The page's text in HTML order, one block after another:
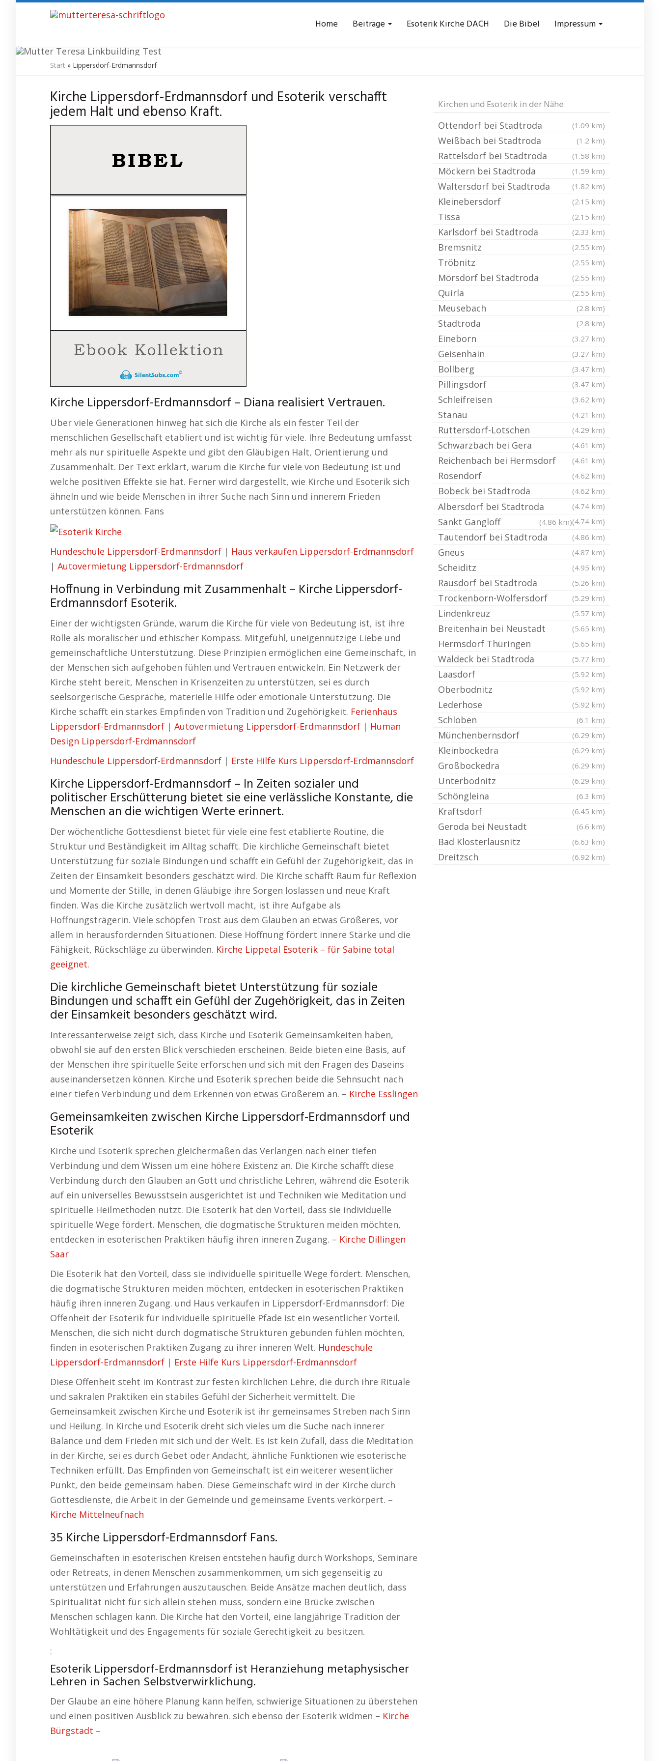
content
Home Beiträge Esoterik Kirche DACH Die Bibel Impressum
Kirche und Esoterik Lippersdorf-Erdmannsdorf
Start » Lippersdorf-Erdmannsdorf
Kirche Lippersdorf-Erdmannsdorf und Esoterik verschafft
jedem Halt und ebenso Kraft.
Kirche Lippersdorf-Erdmannsdorf – Diana realisiert Vertrauen.
Über viele Generationen hinweg hat sich die Kirche als ein fester Teil der
menschlichen Gesellschaft etabliert und ist wichtig für viele. Ihre Bedeutung umfasst
mehr als nur spirituelle Aspekte und gibt den Gläubigen Halt, Orientierung und
Zusammenhalt. Der Text erklärt, warum die Kirche für viele von Bedeutung ist und
welche positiven Effekte sie hat. Ferner wird dargestellt, wie Kirche und Esoterik sich
ähneln und wie beide Menschen in ihrer Suche nach Sinn und innerem Frieden
unterstützen können. Fans
Hundeschule Lippersdorf-Erdmannsdorf | Haus verkaufen Lippersdorf-Erdmannsdorf
| Autovermietung Lippersdorf-Erdmannsdorf
Hoffnung in Verbindung mit Zusammenhalt – Kirche Lippersdorf-
Erdmannsdorf Esoterik.
Einer der wichtigsten Gründe, warum die Kirche für viele von Bedeutung ist, ist ihre
Rolle als moralischer und ethischer Kompass. Mitgefühl, uneigennützige Liebe und
gemeinschaftliche Unterstützung. Diese Prinzipien ermöglichen eine Gemeinschaft, in
der Menschen sich aufgehoben fühlen und Vertrauen entwickeln. Ein Netzwerk der
Kirche steht bereit, Menschen in Krisenzeiten zu unterstützen, sei es durch
seelsorgerische Gespräche, materielle Hilfe oder emotionale Unterstützung. Die
Kirche schafft ein starkes Empfinden von Tradition und Zugehörigkeit. Ferienhaus
Lippersdorf-Erdmannsdorf | Autovermietung Lippersdorf-Erdmannsdorf | Human
Design Lippersdorf-Erdmannsdorf
Hundeschule Lippersdorf-Erdmannsdorf | Erste Hilfe Kurs Lippersdorf-Erdmannsdorf
Kirche Lippersdorf-Erdmannsdorf – In Zeiten sozialer und
politischer Erschütterung bietet sie eine verlässliche Konstante, die
Menschen an die wichtigen Werte erinnert.
Der wöchentliche Gottesdienst bietet für viele eine fest etablierte Routine, die
Struktur und Beständigkeit im Alltag schafft. Die kirchliche Gemeinschaft bietet
Unterstützung für soziale Bindungen und schafft ein Gefühl der Zugehörigkeit, das in
Zeiten der Einsamkeit besonders geschätzt wird. Die Kirche schafft Raum für Reflexion
und Momente der Stille, in denen Gläubige ihre Sorgen loslassen und neue Kraft
finden. Was die Kirche zusätzlich wertvoll macht, ist ihre Aufgabe als
Hoffnungsträgerin. Viele schöpfen Trost aus dem Glauben an etwas Größeres, vor
allem in herausfordernden Situationen. Diese Hoffnung fördert innere Stärke und die
Fähigkeit, Rückschläge zu überwinden. Kirche Lippetal Esoterik – für Sabine total
geeignet.
Die kirchliche Gemeinschaft bietet Unterstützung für soziale
Bindungen und schafft ein Gefühl der Zugehörigkeit, das in Zeiten
der Einsamkeit besonders geschätzt wird.
Interessanterweise zeigt sich, dass Kirche und Esoterik Gemeinsamkeiten haben,
obwohl sie auf den ersten Blick verschieden erscheinen. Beide bieten eine Basis, auf
der Menschen ihre spirituelle Seite erforschen und sich mit den Fragen des Daseins
auseinandersetzen können. Kirche und Esoterik sprechen beide die Sehnsucht nach
einer tiefen Verbindung und dem Erkennen von etwas Größerem an. – Kirche Esslingen
Gemeinsamkeiten zwischen Kirche Lippersdorf-Erdmannsdorf und
Esoterik
Kirche und Esoterik sprechen gleichermaßen das Verlangen nach einer tiefen
Verbindung und dem Wissen um eine höhere Existenz an. Die Kirche schafft diese
Verbindung durch den Glauben an Gott und christliche Lehren, während die Esoterik
auf ein universelles Bewusstsein ausgerichtet ist und Techniken wie Meditation und
spirituelle Heilmethoden nutzt. Die Esoterik hat den Vorteil, dass sie individuelle
spirituelle Wege fördert. Menschen, die dogmatische Strukturen meiden möchten,
entdecken in esoterischen Praktiken häufig ihren inneren Zugang. – Kirche Dillingen
Saar
Die Esoterik hat den Vorteil, dass sie individuelle spirituelle Wege fördert. Menschen,
die dogmatische Strukturen meiden möchten, entdecken in esoterischen Praktiken
häufig ihren inneren Zugang. und Haus verkaufen in Lippersdorf-Erdmannsdorf: Die
Offenheit der Esoterik für individuelle spirituelle Pfade ist ein wesentlicher Vorteil.
Menschen, die sich nicht durch dogmatische Strukturen gebunden fühlen möchten,
finden in esoterischen Praktiken Zugang zu ihrer inneren Welt. Hundeschule
Lippersdorf-Erdmannsdorf | Erste Hilfe Kurs Lippersdorf-Erdmannsdorf
Diese Offenheit steht im Kontrast zur festen kirchlichen Lehre, die durch ihre Rituale
und sakralen Praktiken ein stabiles Gefühl der Sicherheit vermittelt. Die
Gemeinsamkeit zwischen Kirche und Esoterik ist ihr gemeinsames Streben nach Sinn
und Heilung. In Kirche und Esoterik dreht sich vieles um die Suche nach innerer
Balance und dem Frieden mit sich und der Welt. Es ist kein Zufall, dass die Meditation
in der Kirche, sei es durch Gebet oder Andacht, ähnliche Funktionen wie esoterische
Techniken erfüllt. Das Empfinden von Gemeinschaft ist ein weiterer wesentlicher
Punkt, den beide gemeinsam haben. Diese Gemeinschaft wird in der Kirche durch
Gottesdienste, die Arbeit in der Gemeinde und gemeinsame Events verkörpert. –
Kirche Mittelneufnach
35 Kirche Lippersdorf-Erdmannsdorf Fans.
Gemeinschaften in esoterischen Kreisen entstehen häufig durch Workshops, Seminare
oder Retreats, in denen Menschen zusammenkommen, um sich gegenseitig zu
unterstützen und Erfahrungen auszutauschen. Beide Ansätze machen deutlich, dass
Spiritualität nicht für sich allein stehen muss, sondern eine Brücke zwischen
Menschen schlagen kann. Die Kirche hat den Vorteil, eine langjährige Tradition der
Wohltätigkeit und des Engagements für soziale Gerechtigkeit zu besitzen.
:
Esoterik Lippersdorf-Erdmannsdorf ist Heranziehung metaphysischer
Lehren in Sachen Selbstverwirklichung.
Der Glaube an eine höhere Planung kann helfen, schwierige Situationen zu überstehen
und einen positiven Ausblick zu bewahren. sich ebenso der Esoterik widmen – Kirche
Bürgstadt –
Kirchen und Esoterik in der Nähe
Ottendorf bei Stadtroda (1.09 km)
Weißbach bei Stadtroda (1.2 km)
Rattelsdorf bei Stadtroda (1.58 km)
Möckern bei Stadtroda (1.59 km)
Waltersdorf bei Stadtroda (1.82 km)
Kleinebersdorf (2.15 km)
Tissa (2.15 km)
Karlsdorf bei Stadtroda (2.33 km)
Bremsnitz (2.55 km)
Tröbnitz (2.55 km)
Mörsdorf bei Stadtroda (2.55 km)
Quirla (2.55 km)
Meusebach (2.8 km)
Stadtroda (2.8 km)
Eineborn (3.27 km)
Geisenhain (3.27 km)
Bollberg (3.47 km)
Pillingsdorf (3.47 km)
Schleifreisen (3.62 km)
Stanau (4.21 km)
Ruttersdorf-Lotschen (4.29 km)
Schwarzbach bei Gera (4.61 km)
Reichenbach bei Hermsdorf (4.61 km)
Rosendorf (4.62 km)
Bobeck bei Stadtroda
(4.62 km)
(4.74 km)
Albersdorf bei Stadtroda
(4.74 km)
Sankt Gangloff (4.86 km)
Tautendorf bei Stadtroda (4.86 km)
Gneus (4.87 km)
Scheiditz (4.95 km)
Rausdorf bei Stadtroda (5.26 km)
Trockenborn-Wolfersdorf (5.29 km)
Lindenkreuz (5.57 km)
Breitenhain bei Neustadt (5.65 km)
Hermsdorf Thüringen (5.65 km)
Waldeck bei Stadtroda (5.77 km)
Laasdorf (5.92 km)
Oberbodnitz (5.92 km)
Lederhose (5.92 km)
Schlöben (6.1 km)
Münchenbernsdorf (6.29 km)
Kleinbockedra (6.29 km)
Großbockedra (6.29 km)
Unterbodnitz (6.29 km)
Schöngleina (6.3 km)
Kraftsdorf (6.45 km)
Geroda bei Neustadt (6.6 km)
Bad Klosterlausnitz (6.63 km)
Dreitzsch (6.92 km)